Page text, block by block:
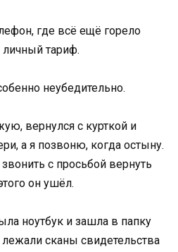
где всё ещё горело
тариф.
неубедительно.
вернулся с курткой и
а я позвоню, когда остыну.
с просьбой вернуть
он ушёл.
ноутбук и зашла в папку
сканы свидетельства